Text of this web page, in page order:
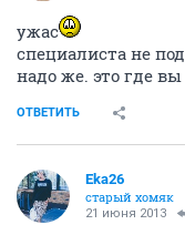
ужас
специалиста не
надо же. это где вы
ОТВЕТИТЬ
Eka26
старый хомяк
21 июня 2013